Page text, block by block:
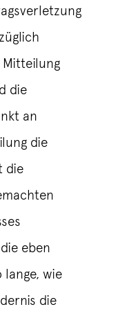
die
an
die
die
eben
wie
die